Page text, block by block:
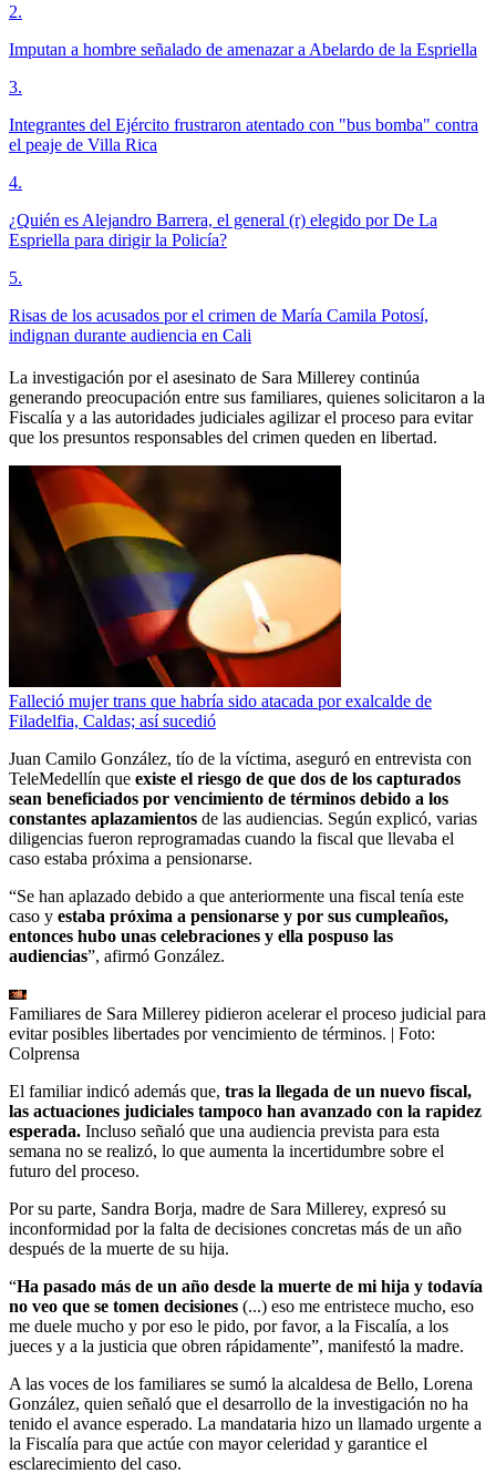
2.
Imputan a hombre señalado de amenazar a Abelardo de la Espriella
3.
Integrantes del Ejército frustraron atentado con "bus bomba" contra
el peaje de Villa Rica
4.
¿Quién es Alejandro Barrera, el general (r) elegido por De La
Espriella para dirigir la Policía?
5.
Risas de los acusados por el crimen de María Camila Potosí,
indignan durante audiencia en Cali
La investigación por el asesinato de Sara Millerey continúa
generando preocupación entre sus familiares, quienes solicitaron a la
Fiscalía y a las autoridades judiciales agilizar el proceso para evitar
que los presuntos responsables del crimen queden en libertad.
Falleció mujer trans que habría sido atacada por exalcalde de
Filadelfia, Caldas; así sucedió
Juan Camilo González, tío de la víctima, aseguró en entrevista con
TeleMedellín que existe el riesgo de que dos de los capturados
sean beneficiados por vencimiento de términos debido a los
constantes aplazamientos de las audiencias. Según explicó, varias
diligencias fueron reprogramadas cuando la fiscal que llevaba el
caso estaba próxima a pensionarse.
“Se han aplazado debido a que anteriormente una fiscal tenía este
caso y estaba próxima a pensionarse y por sus cumpleaños,
entonces hubo unas celebraciones y ella pospuso las
audiencias”, afirmó González.
Familiares de Sara Millerey pidieron acelerar el proceso judicial para
evitar posibles libertades por vencimiento de términos. | Foto:
Colprensa
El familiar indicó además que, tras la llegada de un nuevo fiscal,
las actuaciones judiciales tampoco han avanzado con la rapidez
esperada. Incluso señaló que una audiencia prevista para esta
semana no se realizó, lo que aumenta la incertidumbre sobre el
futuro del proceso.
Por su parte, Sandra Borja, madre de Sara Millerey, expresó su
inconformidad por la falta de decisiones concretas más de un año
después de la muerte de su hija.
“Ha pasado más de un año desde la muerte de mi hija y todavía
no veo que se tomen decisiones (...) eso me entristece mucho, eso
me duele mucho y por eso le pido, por favor, a la Fiscalía, a los
jueces y a la justicia que obren rápidamente”, manifestó la madre.
A las voces de los familiares se sumó la alcaldesa de Bello, Lorena
González, quien señaló que el desarrollo de la investigación no ha
tenido el avance esperado. La mandataria hizo un llamado urgente a
la Fiscalía para que actúe con mayor celeridad y garantice el
esclarecimiento del caso.